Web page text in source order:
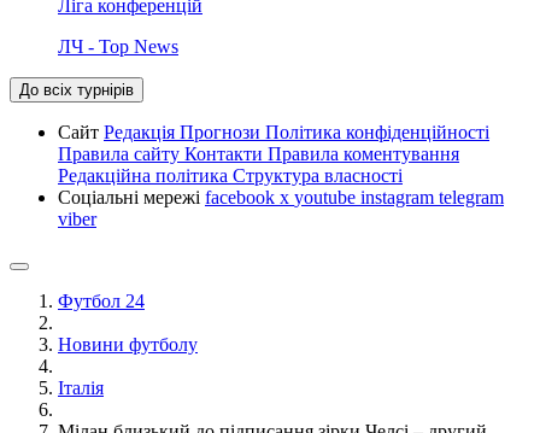
Ліга конференцій
ЛЧ - Top News
До всіх турнірів
Сайт Редакція Прогнози Політика конфіденційності
Правила сайту Контакти Правила коментування
Редакційна політика Структура власності
Соціальні мережі facebook x youtube instagram telegram
viber
Футбол 24
Новини футболу
Італія